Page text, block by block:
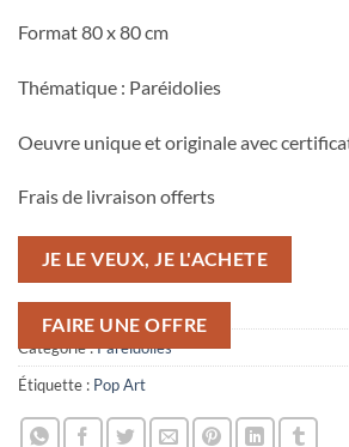
Format 80 x 80 cm
Thématique : Paréidolies
Oeuvre unique et originale avec
Frais de livraison offerts
JE LE VEUX, JE L'ACHETE
FAIRE UNE OFFRE
Catégorie :Paréidolies
Étiquette : Pop Art